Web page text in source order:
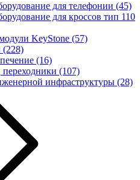
для телефонии (45)
для кроссов тип 110
KeyStone (57)
(228)
(16)
(107)
инфраструктуры (28)